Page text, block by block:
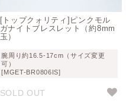
[トップクォリティ]ピンクモル
ガナイトブレスレット（約8mm
玉）
腕周り約16.5-17cm（サイズ変更
可）
[MGET-BR0806IS]
SOLD OUT